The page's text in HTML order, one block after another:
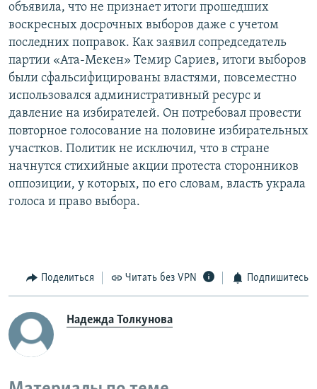
объявила, что не признает итоги прошедших
воскресных досрочных выборов даже с учетом
последних поправок. Как заявил сопредседатель
партии «Ата-Мекен» Темир Сариев, итоги выборов
были сфальсифицированы властями, повсеместно
использовался административный ресурс и
давление на избирателей. Он потребовал провести
повторное голосование на половине избирательных
участков. Политик не исключил, что в стране
начнутся стихийные акции протеста сторонников
оппозиции, у которых, по его словам, власть украла
голоса и право выбора.
Поделиться Читать без VPN Подпишитесь
Надежда Толкунова